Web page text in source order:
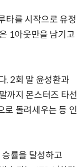
타를 시작으로 유정
1아웃만을 남기고
. 2회 말 윤성환과
까지 몬스터즈 타선
로 돌려세우는 등 인
률을 달성하고